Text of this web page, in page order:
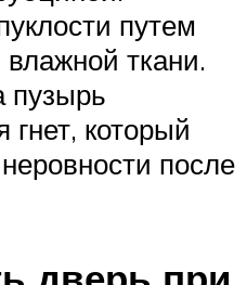
путем
ткани.
пузырь
гнет, который
после